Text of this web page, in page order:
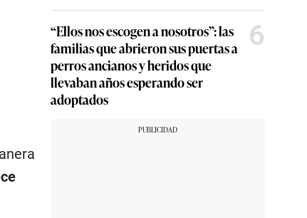
“Ellos nos escogen a nosotros”: las
familias que abrieron sus puertas a
perros ancianos y heridos que
llevaban años esperando ser
adoptados
6